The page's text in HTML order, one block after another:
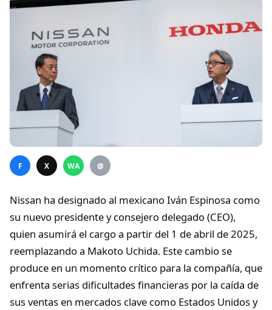
F X WA @
Nissan ha designado al mexicano Iván Espinosa como
su nuevo presidente y consejero delegado (CEO),
quien asumirá el cargo a partir del 1 de abril de 2025,
reemplazando a Makoto Uchida. Este cambio se
produce en un momento crítico para la compañía, que
enfrenta serias dificultades financieras por la caída de
sus ventas en mercados clave como Estados Unidos y